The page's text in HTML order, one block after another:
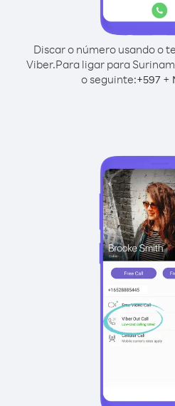
Discar o número usando o
Viber.Para ligar para
o seguinte:+597 +